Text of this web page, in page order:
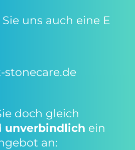
uns auch eine E
stonecare.de
doch gleich
unverbindlich ein
an: